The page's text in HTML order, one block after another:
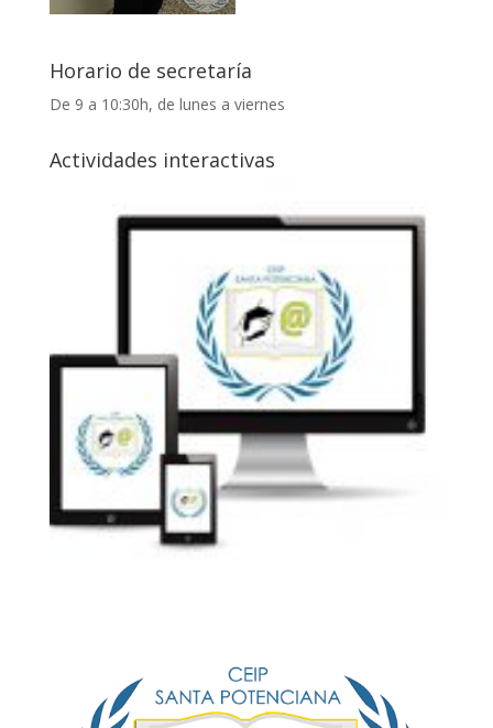
Horario de secretaría
De 9 a 10:30h, de lunes a viernes
Actividades interactivas